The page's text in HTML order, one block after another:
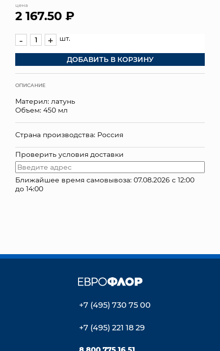
ИСКУССТВЕННЫЕ ЦВЕТЫ
ПОДАРОЧНЫЕ КАРТЫ
ДОСТАВКА И ОПЛАТА
цена
2 167.50 ₽
- + шт.
ДОБАВИТЬ В КОРЗИНУ
ОПИСАНИЕ
Материл: латунь
Объем: 450 мл
Страна производства: Россия
Проверить условия доставки
Ближайшее время самовывоза: 07.08.2026 с 12:00
до 14:00
+7 (495) 730 75 00
+7 (495) 221 18 29